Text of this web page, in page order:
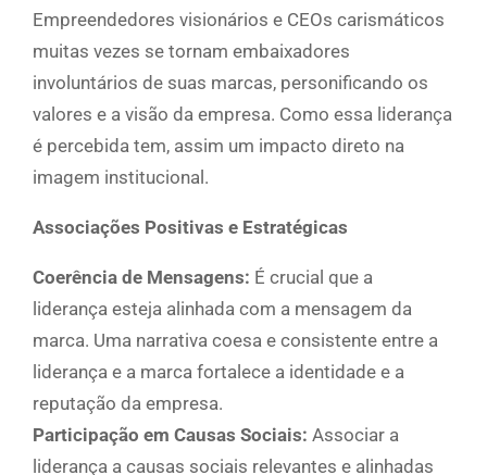
Empreendedores visionários e CEOs carismáticos
muitas vezes se tornam embaixadores
involuntários de suas marcas, personificando os
valores e a visão da empresa. Como essa liderança
é percebida tem, assim um impacto direto na
imagem institucional.
Associações Positivas e Estratégicas
Coerência de Mensagens: É crucial que a
liderança esteja alinhada com a mensagem da
marca. Uma narrativa coesa e consistente entre a
liderança e a marca fortalece a identidade e a
reputação da empresa.
Participação em Causas Sociais: Associar a
liderança a causas sociais relevantes e alinhadas